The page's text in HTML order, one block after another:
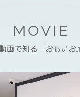
MOVIE
画で知る『おもいお』